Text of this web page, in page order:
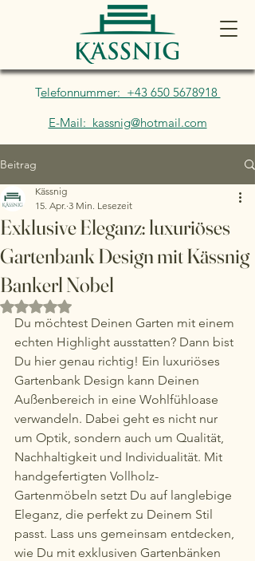
Telefonnummer: +43 650 5678918
E-Mail: kassnig@hotmail.com
Beitrag
Exklusive Eleganz: luxuriöses
Gartenbank Design mit Kässnig
Bankerl Nobel
Kässnig
15. Apr. 3 Min. Lesezeit
Mit NaN von 5 Sternen bewertet.
Du möchtest Deinen Garten mit einem
echten Highlight ausstatten? Dann bist
Du hier genau richtig! Ein luxuriöses
Gartenbank Design kann Deinen
Außenbereich in eine Wohlfühloase
verwandeln. Dabei geht es nicht nur
um Optik, sondern auch um Qualität,
Nachhaltigkeit und Individualität. Mit
handgefertigten Vollholz-
Gartenmöbeln setzt Du auf langlebige
Eleganz, die perfekt zu Deinem Stil
passt. Lass uns gemeinsam entdecken,
wie Du mit exklusiven Gartenbänken